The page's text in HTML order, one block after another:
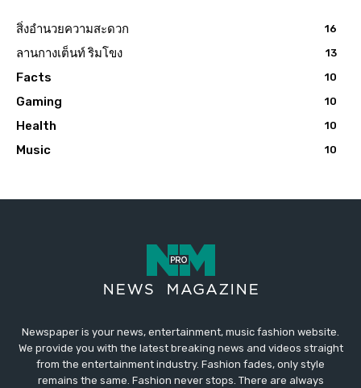
สิ่งอำนวยความสะดวก 16
ลานกางเต็นท์ ริมโขง 13
Facts 10
Gaming 10
Health 10
Music 10
Newspaper is your news, entertainment, music fashion website.
We provide you with the latest breaking news and videos straight
from the entertainment industry. Fashion fades, only style
remains the same. Fashion never stops. There are always